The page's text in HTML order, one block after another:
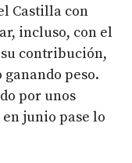
Castilla con
incluso, con el
contribución,
peso.
por unos
junio pase lo